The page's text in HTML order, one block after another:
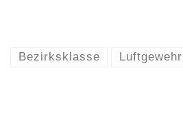
Bezirksklasse Luftgewehr